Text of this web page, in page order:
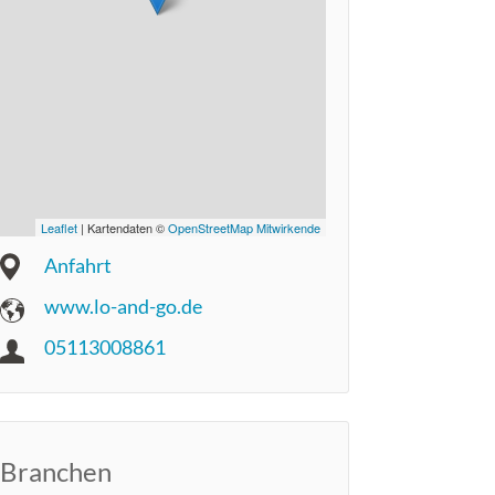
Leaflet | Kartendaten ©OpenStreetMap Mitwirkende
Anfahrt
www.lo-and-go.de
05113008861
Branchen